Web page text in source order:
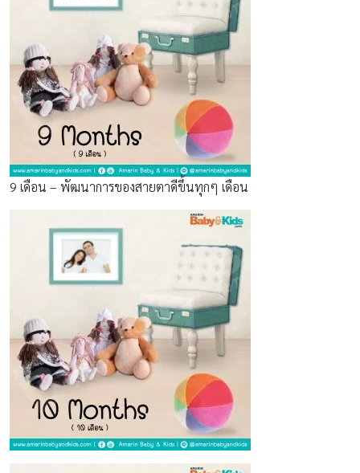
9 เดือน – พัฒนาการของสายตาดีขึ้นทุกๆ เดือน